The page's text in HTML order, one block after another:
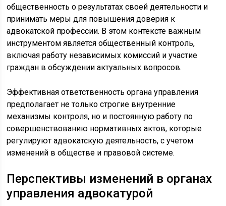
общественность о результатах своей деятельности и
принимать меры для повышения доверия к
адвокатской профессии. В этом контексте важным
инструментом является общественный контроль,
включая работу независимых комиссий и участие
граждан в обсуждении актуальных вопросов.
Эффективная ответственность органа управления
предполагает не только строгие внутренние
механизмы контроля, но и постоянную работу по
совершенствованию нормативных актов, которые
регулируют адвокатскую деятельность, с учетом
изменений в обществе и правовой системе.
Перспективы изменений в органах
управления адвокатурой